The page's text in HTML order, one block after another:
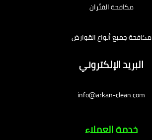
مكافحة الفئران
مكافحة جميع أنواع القوارض
البريد الإلكتروني
info@arkan-clean.com
خدمة العملاء